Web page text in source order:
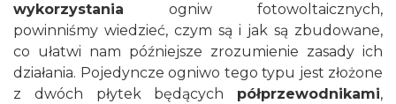
wykorzystania ogniw fotowoltaicznych,
powinniśmy wiedzieć, czym są i jak są zbudowane,
co ułatwi nam późniejsze zrozumienie zasady ich
działania. Pojedyncze ogniwo tego typu jest złożone
z dwóch płytek będących półprzewodnikami,